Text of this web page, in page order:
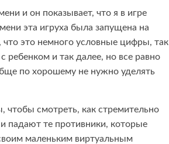
и он показывает, что я в игре
эта игруха была запущена на
это немного условные цифры, так
ребенком и так далее, но все равно
по хорошему не нужно уделять
чтобы смотреть, как стремительно
падают те противники, которые
маленьким виртуальным